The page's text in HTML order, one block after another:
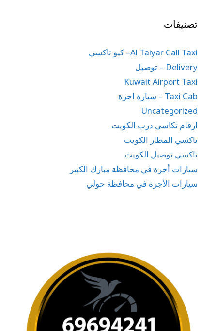
تصنيفات
Al Taiyar Call Taxi– كيو تاكسي
Delivery – توصيل
Kuwait Airport Taxi
Taxi Cab – سيارة اجرة
Uncategorized
ارقام تكاسي درب الكويت
تاكسي المطار الكويت
تاكسي توصيل الكويت
سيارات أجرة في محافظة مبارك الكبير
سيارات الأجرة في محافظة حولي